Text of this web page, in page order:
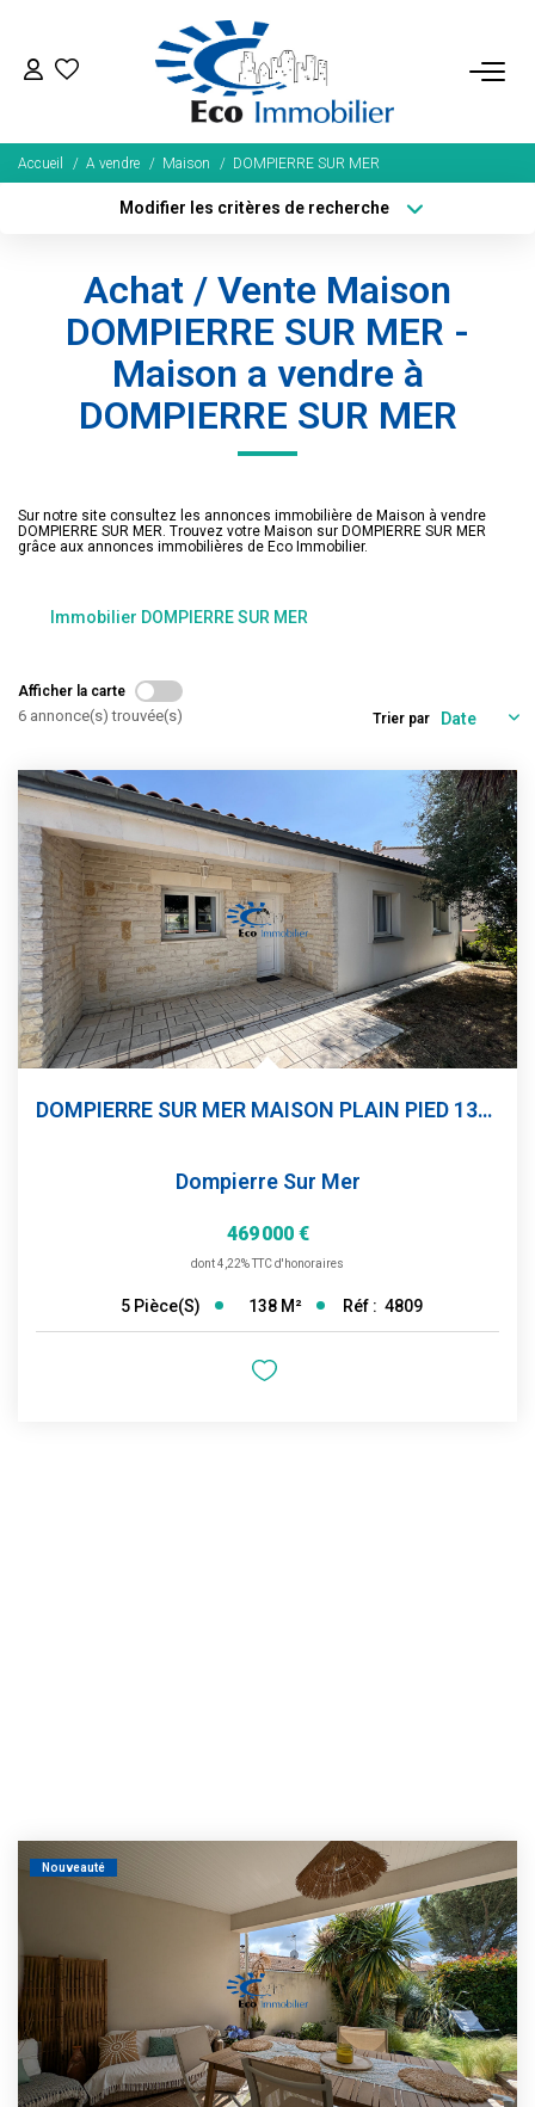
ACHETER
Tous Nos Biens
Fonds De Commerce
LOUER
BIENS VENDUS
Estimation
Immobilier Pro
Qui Sommes-Nous ?
Nous Rejoindre
CONTACT
Accueil A vendre Maison DOMPIERRE SUR MER
Modifier les critères de recherche
Sélectionnez...
Type de bien
Surface min
Budget max Plus de critères
Créer une alerte
Achat / Vente Maison
DOMPIERRE SUR MER -
Maison a vendre à
DOMPIERRE SUR MER
Sur notre site consultez les annonces immobilière de Maison à vendre
DOMPIERRE SUR MER. Trouvez votre Maison sur DOMPIERRE SUR MER
grâce aux annonces immobilières de Eco Immobilier.
Immobilier DOMPIERRE SUR MER
Afficher la carte
6 annonce(s) trouvée(s) Trier par
DOMPIERRE SUR MER MAISON PLAIN PIED 138 M² GARAGE PISCINE...
Dompierre Sur Mer
469 000 €
dont 4,22% TTC d'honoraires
5 Pièce(s) 138 M² Réf : 4809
Nouveauté